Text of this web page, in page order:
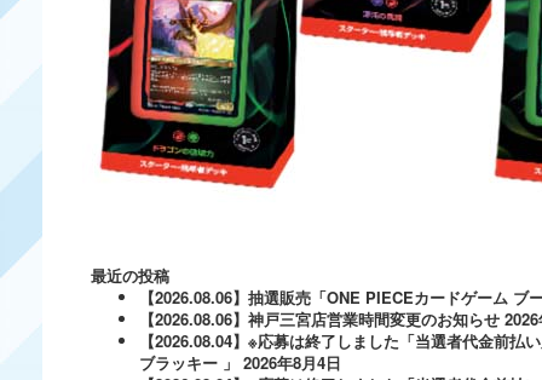
最近の投稿
【2026.08.06】抽選販売「ONE PIECEカードゲーム ブ
【2026.08.06】神戸三宮店営業時間変更のお知らせ
【2026.08.04】※応募は終了しました「当選者代金前
ブラッキー 」 2026年8月4日